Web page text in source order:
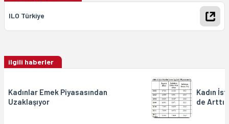
ILO Türkiye
ilgili haberler
Kadınlar Emek Piyasasından
Uzaklaşıyor
Kadın
de Arttı